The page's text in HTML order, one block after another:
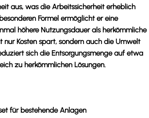
aus, was die Arbeitssicherheit erheblich
Formel ermöglicht er eine
höhere Nutzungsdauer als herkömmliche
nur Kosten spart, sondern auch die Umwelt
sich die Entsorgungsmenge auf etwa
zu herkömmlichen Lösungen.
für bestehende Anlagen